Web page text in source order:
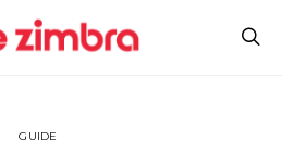
GUIDE